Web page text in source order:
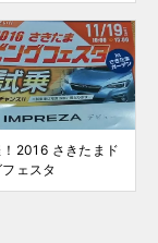
2016 さきたまド
ェスタ